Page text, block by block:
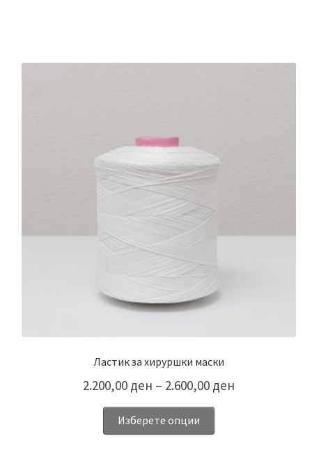
Ластик за хируршки маски
2.200,00 ден – 2.600,00 ден
Изберете опции